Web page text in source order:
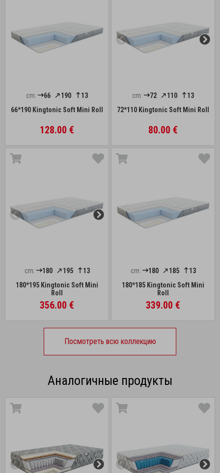
cm: 66 190
13
66*190 Kingtonic Soft Mini Roll
128.00 €
cm: 72 110
13
72*110 Kingtonic Soft Mini Roll
80.00 €
cm: 180 195
13
180*195 Kingtonic Soft Mini
Roll
356.00 €
cm: 180 185
13
180*185 Kingtonic Soft Mini
Roll
339.00 €
Посмотреть всю коллекцию
Аналогичные продукты